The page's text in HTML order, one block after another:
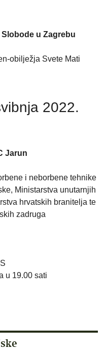
u Zagrebu
obilježja Svete Mati
2022.
Jarun
i neborbene tehnike
Ministarstva unutarnjih
hrvatskih branitelja te
zadruga
u 19.00 sati